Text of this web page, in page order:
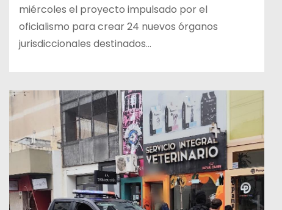
miércoles el proyecto impulsado por el
oficialismo para crear 24 nuevos órganos
jurisdiccionales destinados…